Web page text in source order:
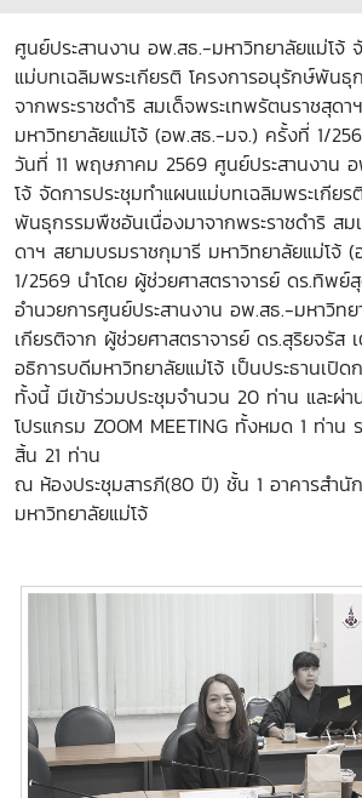
ศูนย์ประสานงาน อพ.สธ.-มหาวิทยาลัยแม่โจ้
แม่บทเฉลิมพระเกียรติ โครงการอนุรักษ์พันธุ
จากพระราชดำริ สมเด็จพระเทพรัตนราชสุด
มหาวิทยาลัยแม่โจ้ (อพ.สธ.-มจ.) ครั้งที่ 1/
วันที่ 11 พฤษภาคม 2569 ศูนย์ประสานงาน
โจ้ จัดการประชุมทำแผนแม่บทเฉลิมพระเกีย
พันธุกรรมพืชอันเนื่องมาจากพระราชดำริ สม
ดาฯ สยามบรมราชกุมารี มหาวิทยาลัยแม่โจ้
1/2569 นำโดย ผู้ช่วยศาสตราจารย์ ดร.ทิพย์
อำนวยการศูนย์ประสานงาน อพ.สธ.-มหาวิท
เกียรติจาก ผู้ช่วยศาสตราจารย์ ดร.สุริยจรัส
อธิการบดีมหาวิทยาลัยแม่โจ้ เป็นประธานเปิด
ทั้งนี้ มีเข้าร่วมประชุมจำนวน 20 ท่าน และผ่า
โปรแกรม ZOOM MEETING ทั้งหมด 1 ท่าน
สิ้น 21 ท่าน
ณ ห้องประชุมสารภี(80 ปี) ชั้น 1 อาคารสํานั
มหาวิทยาลัยแม่โจ้